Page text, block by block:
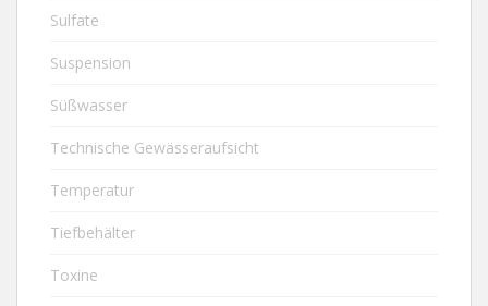
Sulfate
Suspension
Süßwasser
Technische Gewässeraufsicht
Temperatur
Tiefbehälter
Toxine